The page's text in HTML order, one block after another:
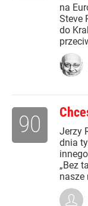
na
Steve
do
Jerzy
dnia
„Bez
nasze
90